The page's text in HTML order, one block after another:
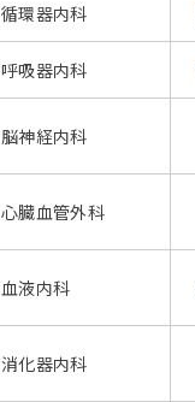
循環器内科
呼吸器内科
脳神経内科
心臓血管外科
血液内科
消化器内科